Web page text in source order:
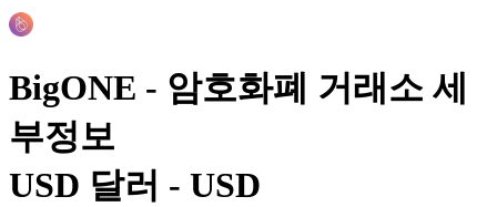
BigONE - 암호화폐 거래소 세
부정보
USD 달러 - USD